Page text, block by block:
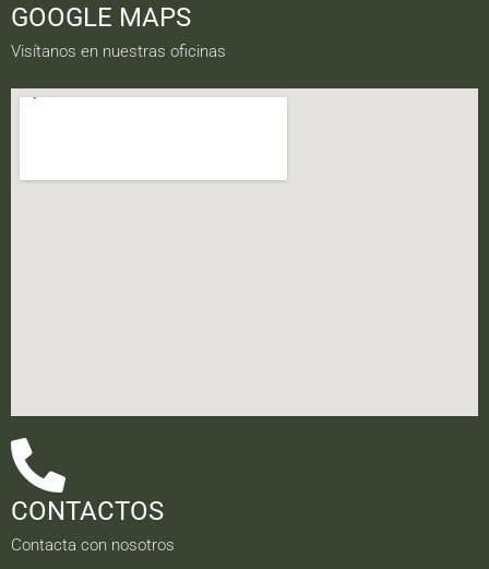
GOOGLE MAPS
Visítanos en nuestras oficinas
CONTACTOS
Contacta con nosotros